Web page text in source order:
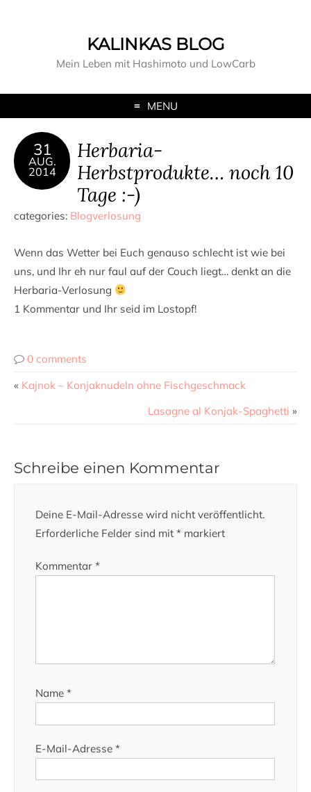
KALINKAS BLOG
Mein Leben mit Hashimoto und LowCarb
MENU
31
AUG.
2014
Herbaria-
Herbstprodukte… noch 10
Tage :-)
categories: Blogverlosung
Wenn das Wetter bei Euch genauso schlecht ist wie bei
uns, und Ihr eh nur faul auf der Couch liegt… denkt an die
Herbaria-Verlosung
1 Kommentar und Ihr seid im Lostopf!
0 comments
« Kajnok – Konjaknudeln ohne Fischgeschmack
Lasagne al Konjak-Spaghetti »
Schreibe einen Kommentar
Deine E-Mail-Adresse wird nicht veröffentlicht.
Erforderliche Felder sind mit * markiert
Kommentar *
Name *
E-Mail-Adresse *